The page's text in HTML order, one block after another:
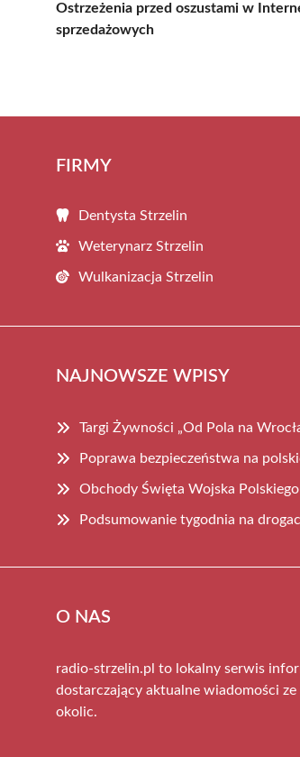
Ostrzeżenia przed oszustami w
sprzedażowych
FIRMY
Dentysta Strzelin
Weterynarz Strzelin
Wulkanizacja Strzelin
NAJNOWSZE WPISY
Targi Żywności „Od Pola na
Poprawa bezpieczeństwa na
Obchody Święta Wojska
Podsumowanie tygodnia na
O NAS
radio-strzelin.pl to lokalny serwis
dostarczający aktualne wiadomości ze
okolic.